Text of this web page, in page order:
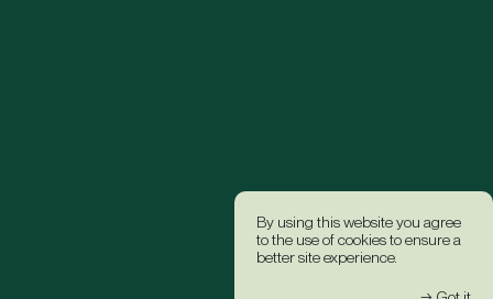
By using this website you agree
to the use of cookies to ensure a
better site experience.